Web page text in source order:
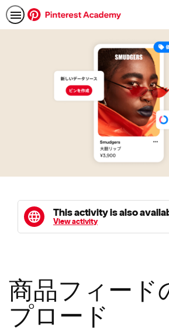
This activity is also
View activity
商品フィード
プロード